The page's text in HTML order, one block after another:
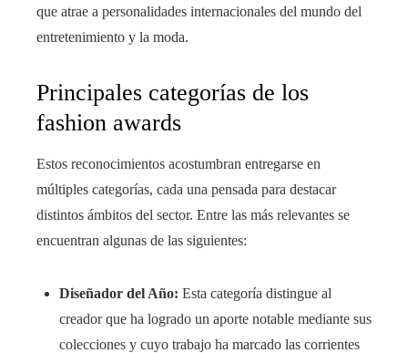
que atrae a personalidades internacionales del mundo del
entretenimiento y la moda.
Principales categorías de los
fashion awards
Estos reconocimientos acostumbran entregarse en
múltiples categorías, cada una pensada para destacar
distintos ámbitos del sector. Entre las más relevantes se
encuentran algunas de las siguientes:
Diseñador del Año: Esta categoría distingue al
creador que ha logrado un aporte notable mediante sus
colecciones y cuyo trabajo ha marcado las corrientes